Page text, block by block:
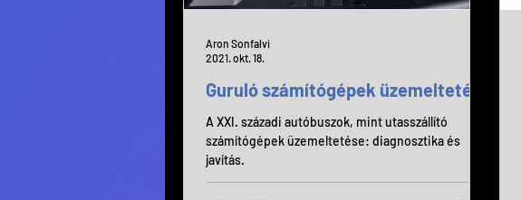
Guruló számítógépek üzemeltetése
A XXI. századi autóbuszok, mint utasszállító
számítógépek üzemeltetése: diagnosztika és
javítás.
Aron Sonfalvi
2021. okt. 18.